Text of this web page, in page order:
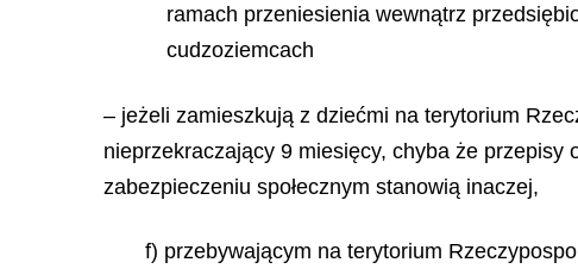
ramach przeniesienia wewnątrz
cudzoziemcach
– jeżeli zamieszkują z dziećmi na terytorium
nieprzekraczający 9 miesięcy, chyba że przepisy
zabezpieczeniu społecznym stanowią inaczej,
f) przebywającym na terytorium